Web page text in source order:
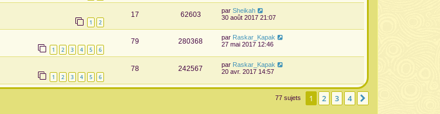
1 2
17 62603 par Sheikah
30 août 2017 21:07
1 2 3 4 5 6
79 280368 par Raskar_Kapak
27 mai 2017 12:46
1 2 3 4 5 6
78 242567 par Raskar_Kapak
20 avr. 2017 14:57
77 sujets 1 2 3 4